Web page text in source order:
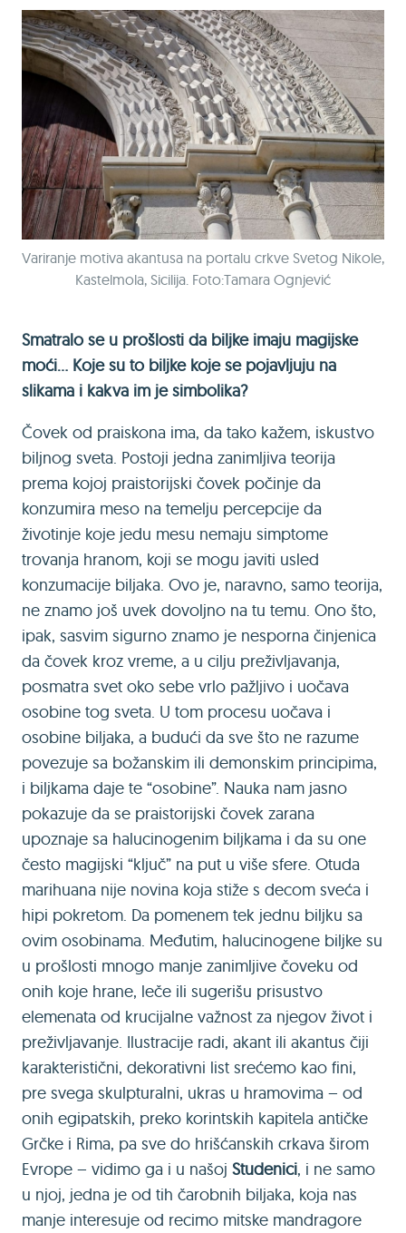
Variranje motiva akantusa na portalu crkve Svetog Nikole,
Kastelmola, Sicilija. Foto:Tamara Ognjević
Smatralo se u prošlosti da biljke imaju magijske
moći... Koje su to biljke koje se pojavljuju na
slikama i kakva im je simbolika?
Čovek od praiskona ima, da tako kažem, iskustvo
biljnog sveta. Postoji jedna zanimljiva teorija
prema kojoj praistorijski čovek počinje da
konzumira meso na temelju percepcije da
životinje koje jedu mesu nemaju simptome
trovanja hranom, koji se mogu javiti usled
konzumacije biljaka. Ovo je, naravno, samo teorija,
ne znamo još uvek dovoljno na tu temu. Ono što,
ipak, sasvim sigurno znamo je nesporna činjenica
da čovek kroz vreme, a u cilju preživljavanja,
posmatra svet oko sebe vrlo pažljivo i uočava
osobine tog sveta. U tom procesu uočava i
osobine biljaka, a budući da sve što ne razume
povezuje sa božanskim ili demonskim principima,
i biljkama daje te “osobine”. Nauka nam jasno
pokazuje da se praistorijski čovek zarana
upoznaje sa halucinogenim biljkama i da su one
često magijski “ključ” na put u više sfere. Otuda
marihuana nije novina koja stiže s decom sveća i
hipi pokretom. Da pomenem tek jednu biljku sa
ovim osobinama. Međutim, halucinogene biljke su
u prošlosti mnogo manje zanimljive čoveku od
onih koje hrane, leče ili sugerišu prisustvo
elemenata od krucijalne važnost za njegov život i
preživljavanje. Ilustracije radi, akant ili akantus čiji
karakteristični, dekorativni list srećemo kao fini,
pre svega skulpturalni, ukras u hramovima – od
onih egipatskih, preko korintskih kapitela antičke
Grčke i Rima, pa sve do hrišćanskih crkava širom
Evrope – vidimo ga i u našoj Studenici, i ne samo
u njoj, jedna je od tih čarobnih biljaka, koja nas
manje interesuje od recimo mitske mandragore